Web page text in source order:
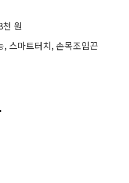
천 원
, 스마트터치, 손목조임끈